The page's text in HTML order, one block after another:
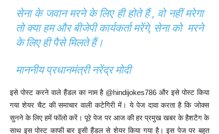
सेना के जवान मरने के लिए ही होते हैं , वो नहीं मरेगा
तो क्या हम और बीजेपी कार्यकर्ता मरेंगे, सेना को मरने
के लिए ही पैसे मिलते हैं।
माननीय प्रधानमंत्री नरेंद्र मोदी
इसे पोस्ट करने वाले हैंडल का नाम है @hindijokes786 और इसे पोस्ट किया
गया शेयर चैट की समाचार वाली कटेगिरी में। ये पेज दावा करता है कि जोक्स
सुनने के लिए हमें फॉलो करें। पूरे पेज पर आज की हर प्रमुख खबर के हैशटैग के
साथ इस पोस्ट काफी बार इसी हैंडल से शेयर किया गया है। इस पेज पर बहुत